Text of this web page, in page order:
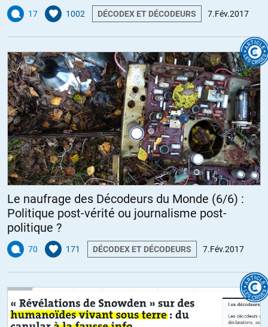
17 1002 DÉCODEX ET DÉCODEURS 7.Fév.2017
Le naufrage des Décodeurs du Monde (6/6) :
Politique post-vérité ou journalisme post-
politique ?
70 171 DÉCODEX ET DÉCODEURS 7.Fév.2017